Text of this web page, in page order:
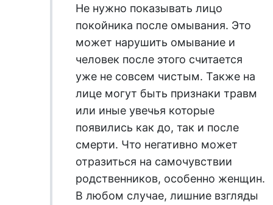
Не нужно показывать лицо
покойника после омывания. Это
может нарушить омывание и
человек после этого считается
уже не совсем чистым. Также на
лице могут быть признаки травм
или иные увечья которые
появились как до, так и после
смерти. Что негативно может
отразиться на самочувствии
родственников, особенно женщин.
В любом случае, лишние взгляды